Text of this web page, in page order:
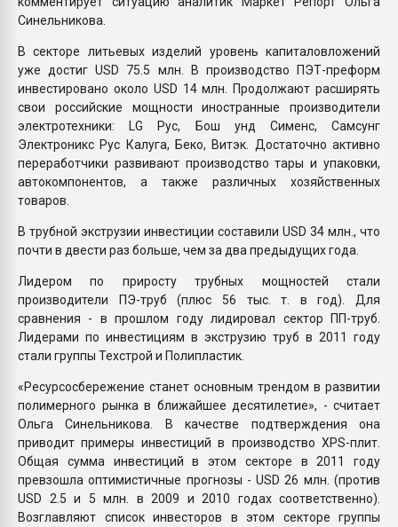
Синельникова.
В секторе литьевых изделий уровень капиталовложений
уже достиг USD 75.5 млн. В производство ПЭТ-преформ
инвестировано около USD 14 млн. Продолжают расширять
свои российские мощности иностранные производители
электротехники: LG Рус, Бош унд Сименс, Самсунг
Электроникс Рус Калуга, Беко, Витэк. Достаточно активно
переработчики развивают производство тары и упаковки,
автокомпонентов, а также различных хозяйственных
товаров.
В трубной экструзии инвестиции составили USD 34 млн., что
почти в двести раз больше, чем за два предыдущих года.
Лидером по приросту трубных мощностей стали
производители ПЭ-труб (плюс 56 тыс. т. в год). Для
сравнения - в прошлом году лидировал сектор ПП-труб.
Лидерами по инвестициям в экструзию труб в 2011 году
стали группы Техстрой и Полипластик.
«Ресурсосбережение станет основным трендом в развитии
полимерного рынка в ближайшее десятилетие», - считает
Ольга Синельникова. В качестве подтверждения она
приводит примеры инвестиций в производство XPS-плит.
Общая сумма инвестиций в этом секторе в 2011 году
превзошла оптимистичные прогнозы - USD 26 млн. (против
USD 2.5 и 5 млн. в 2009 и 2010 годах соответственно).
Возглавляют список инвесторов в этом секторе группы